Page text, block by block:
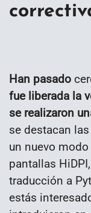
Han pasado
fue liberada la
se realizaron
se destacan
un nuevo
pantallas
traducción a
estás